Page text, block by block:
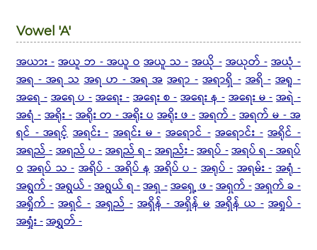
Vowel 'A'
အယား - အယူ ဘ - အယူ ဝ အယူ သ - အယို - အယုတ် - အယုံ -
အရ - အရ သ အရ ဟ - အရ အ အရာ - အရာရှိ - အရိ - အရူ -
အရေ -အရေ ပ -အရေး -အရေး စ -အရေး န -အရေး မ -အရဲ -
အရံ - အရိုး - အရိုး တ - အရိုး ပ အရိုး ဖ - အရက် - အရက် မ -အ
ရင် - အရင့် အရင်း - အရင်း မ - အရောင် - အရောင်း - အရိုင် -
အရည် -အရည် ပ -အရည် ရ -အရည်း -အရပ် -အရပ် ရ - အရပ်
ဝ အရပ် သ - အရိပ် - အရိပ် န အရိပ် ပ - အရုပ် - အရမ်း - အရုံ -
အရွက် -အရွယ် -အရွယ် ရ -အရှ -အရှေ့ ဖ -အရှက် -အရှက် ခ -
အရှိုက် - အရှင် - အရှည် - အရှိန် - အရှိန် မ အရှိန် ယ - အရှုပ် -
အရှုံး -အရွှတ် -